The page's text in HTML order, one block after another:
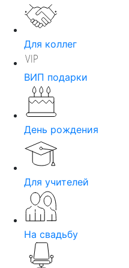
Для коллег
ВИП подарки
День рождения
Для учителей
На свадьбу